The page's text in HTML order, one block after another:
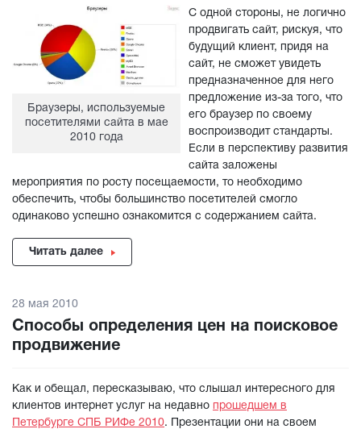
Браузеры, используемые
посетителями сайта в мае
2010 года
С одной стороны, не логично
продвигать сайт, рискуя, что
будущий клиент, придя на
сайт, не сможет увидеть
предназначенное для него
предложение из-за того, что
его браузер по своему
воспроизводит стандарты.
Если в перспективу развития
сайта заложены
мероприятия по росту посещаемости, то необходимо
обеспечить, чтобы большинство посетителей смогло
одинаково успешно ознакомится с содержанием сайта.
Читать далее
28 мая 2010
Способы определения цен на поисковое
продвижение
Как и обещал, пересказываю, что слышал интересного для
клиентов интернет услуг на недавно прошедшем в
Петербурге СПБ РИФе 2010. Презентации они на своем